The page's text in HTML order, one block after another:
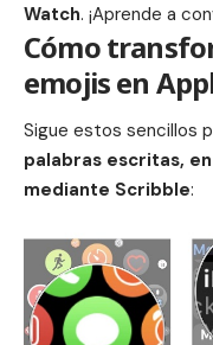
Watch. ¡Aprende a
Cómo
emojis en
Sigue estos sencillos
palabras escritas, en
mediante Scribble: